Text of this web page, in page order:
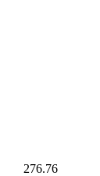
276.76